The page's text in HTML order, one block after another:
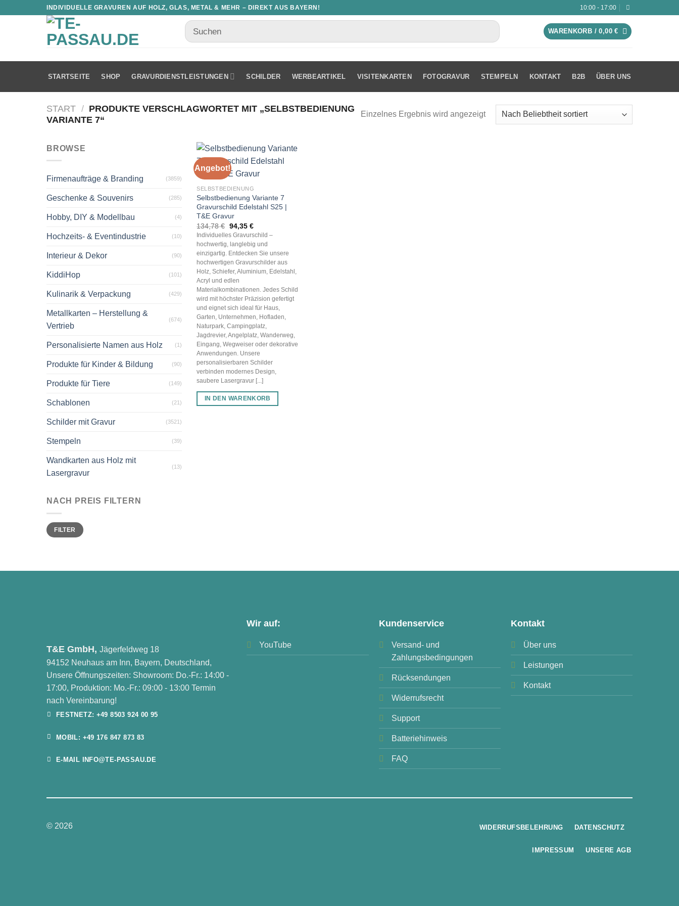
INDIVIDUELLE GRAVUREN AUF HOLZ, GLAS, METAL & MEHR – DIREKT AUS BAYERN! 10:00 - 17:00
WARENKORB /0,00€
STARTSEITE SHOP GRAVURDIENSTLEISTUNGEN SCHILDER WERBEARTIKEL VISITENKARTEN FOTOGRAVUR STEMPELN KONTAKT B2B ÜBER UNS
START / PRODUKTE VERSCHLAGWORTET MIT „SELBSTBEDIENUNG
VARIANTE 7“
Einzelnes Ergebnis wird angezeigt
BROWSE
Firmenaufträge & Branding (3859)
Geschenke & Souvenirs (285)
Hobby, DIY & Modellbau (4)
Hochzeits- & Eventindustrie (10)
Interieur & Dekor (90)
KiddiHop (101)
Kulinarik & Verpackung (429)
Metallkarten – Herstellung &
Vertrieb
(674)
Personalisierte Namen aus Holz (1)
Produkte für Kinder & Bildung (90)
Produkte für Tiere (149)
Schablonen (21)
Schilder mit Gravur (3521)
Stempeln (39)
Wandkarten aus Holz mit
Lasergravur
(13)
NACH PREIS FILTERN
Min.
Preis
Max.
PreisFILTER
Angebot!
SELBSTBEDIENUNG
Selbstbedienung Variante 7
Gravurschild Edelstahl S25 |
T&E Gravur
134,78€ Ursprünglicher
Preis
war:
134,78 €
94,35 €Aktueller
Preis
ist:
94,35 €.
Individuelles Gravurschild –
hochwertig, langlebig und
einzigartig. Entdecken Sie unsere
hochwertigen Gravurschilder aus
Holz, Schiefer, Aluminium, Edelstahl,
Acryl und edlen
Materialkombinationen. Jedes Schild
wird mit höchster Präzision gefertigt
und eignet sich ideal für Haus,
Garten, Unternehmen, Hofladen,
Naturpark, Campingplatz,
Jagdrevier, Angelplatz, Wanderweg,
Eingang, Wegweiser oder dekorative
Anwendungen. Unsere
personalisierbaren Schilder
verbinden modernes Design,
saubere Lasergravur [...]
IN DEN WARENKORB
T&E GmbH, Jägerfeldweg 18
94152 Neuhaus am Inn, Bayern, Deutschland,
Unsere Öffnungszeiten: Showroom: Do.-Fr.: 14:00 -
17:00, Produktion: Mo.-Fr.: 09:00 - 13:00 Termin
nach Vereinbarung!
FESTNETZ: +49 8503 924 00 95
MOBIL: +49 176 847 873 83
E-MAIL INFO@TE-PASSAU.DE
Wir auf:
YouTube
Kundenservice
Versand- und
Zahlungsbedingungen
Rücksendungen
Widerrufsrecht
Support
Batteriehinweis
FAQ
Kontakt
Über uns
Leistungen
Kontakt
© 2026 WIDERRUFSBELEHRUNG DATENSCHUTZ
IMPRESSUM UNSERE AGB